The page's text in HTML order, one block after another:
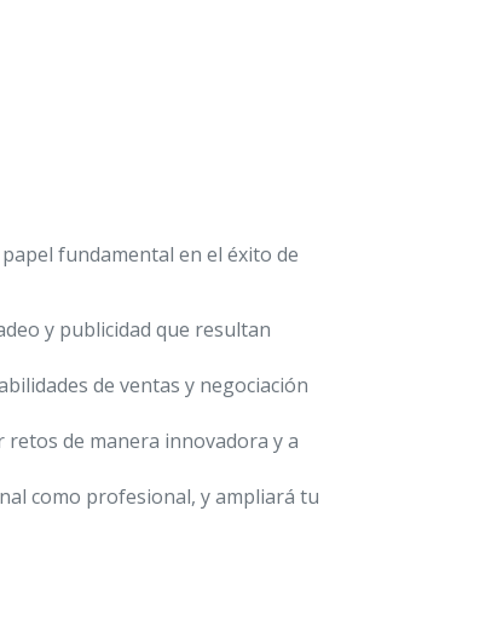
fundamental en el éxito de
y publicidad que resultan
de ventas y negociación
de manera innovadora y a
como profesional, y ampliará tu